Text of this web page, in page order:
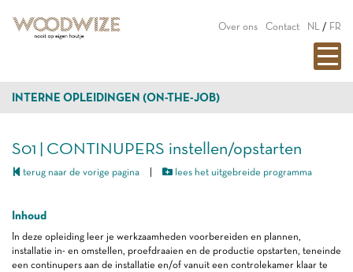
Over ons Contact NL / FR
INTERNE OPLEIDINGEN (ON-THE-JOB)
S01 | CONTINUPERS instellen/opstarten
terug naar de vorige pagina lees het uitgebreide programma
Inhoud
In deze opleiding leer je werkzaamheden voorbereiden en plannen,
installatie in- en omstellen, proefdraaien en de productie opstarten, teneinde
een continupers aan de installatie en/of vanuit een controlekamer klaar te